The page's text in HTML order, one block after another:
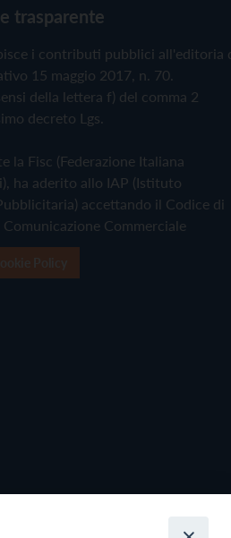
trasparente
i contributi pubblici all'editoria
15 maggio 2017, n. 70.
della lettera f) del comma 2
decreto Lgs.
la Fisc (Federazione Italiana
ha aderito allo IAP (Istituto
accettando il Codice di
Commerciale